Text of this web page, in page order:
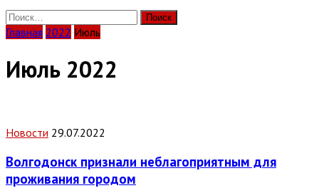
Найти:
Главная 2022 Июль
Июль 2022
Новости 29.07.2022
Волгодонск признали неблагоприятным для
проживания городом